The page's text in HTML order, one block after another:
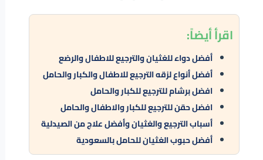
اقرأ أيضاً:
أفضل دواء للغثيان والترجيع للاطفال والرضع
أفضل أنواع لزقه الترجيع للاطفال والكبار والحامل
افضل برشام للترجيع للكبار والحامل
افضل حقن للترجيع للكبار والاطفال والحامل
أسباب الترجيع والغثيان وأفضل علاج من الصيدلية
أفضل حبوب الغثيان للحامل بالسعودية